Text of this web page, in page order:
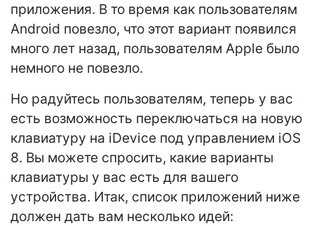
приложения. В то время как пользователям
Android повезло, что этот вариант появился
много лет назад, пользователям Apple было
немного не повезло.
Но радуйтесь пользователям, теперь у вас
есть возможность переключаться на новую
клавиатуру на iDevice под управлением iOS
8. Вы можете спросить, какие варианты
клавиатуры у вас есть для вашего
устройства. Итак, список приложений ниже
должен дать вам несколько идей: